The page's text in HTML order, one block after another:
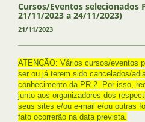
Cursos/Eventos selecionados
21/11/2023 a 24/11/2023)
21/11/2023
ATENÇÃO: Vários cursos/eventos
ser ou já terem sido cancelados/
conhecimento da PR-2. Por isso,
junto aos organizadores dos
seus sites e/ou e-mail e/ou outras
fato ocorrerão na data prevista.